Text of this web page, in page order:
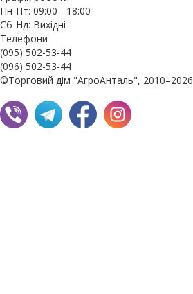
Пн-Пт: 09:00 - 18:00
Сб-Нд: Вихідні
Телефони
(095) 502-53-44
(096) 502-53-44
©Торговий дім "АгроАнталь", 2010–2026